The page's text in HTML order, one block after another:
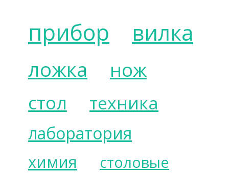
прибор вилка
ложка нож
стол техника
лаборатория
химия столовые